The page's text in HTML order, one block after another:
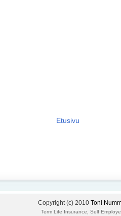
Etusivu
Copyright (c) 2010 Toni
Term Life Insurance Self